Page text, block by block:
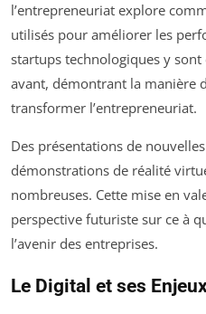
l’entrepreneuriat explore
utilisés pour améliorer les
startups technologiques y
avant, démontrant la manière
transformer l’entrepreneuriat.
Des présentations de
démonstrations de réalité
nombreuses. Cette mise en
perspective futuriste sur ce à
l’avenir des entreprises.
Le Digital et ses